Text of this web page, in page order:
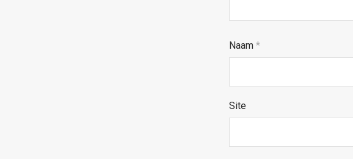
Naam *
Site